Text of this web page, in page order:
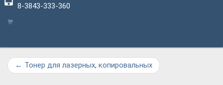
8-3843-333-360
← Тонер для лазерных, копировальных